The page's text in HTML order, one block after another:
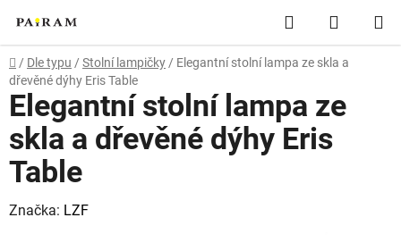
obsah
Hledat
KOŠÍK
Domů
/ Dle typu / Stolní lampičky / Elegantní stolní lampa ze skla a
dřevěné dýhy Eris Table
Elegantní stolní lampa ze
skla a dřevěné dýhy Eris
Table
Značka: LZF